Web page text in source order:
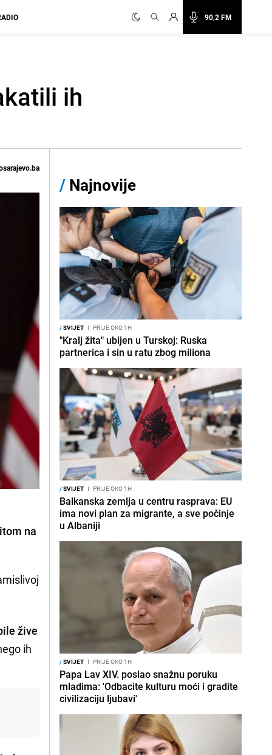
90,2 FM
ih
na
žive
ih
/ Najnovije
/SVIJET I PRIJE OKO 1H
"Kralj žita" ubijen u Turskoj: Ruska
partnerica i sin u ratu zbog miliona
/SVIJET I PRIJE OKO 1H
Balkanska zemlja u centru rasprava: EU
ima novi plan za migrante, a sve počinje
u Albaniji
/SVIJET I PRIJE OKO 1H
Papa Lav XIV. poslao snažnu poruku
mladima: 'Odbacite kulturu moći i gradite
civilizaciju ljubavi'